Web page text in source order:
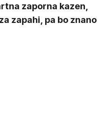
zaporna kazen,
zapahi, pa bo znano